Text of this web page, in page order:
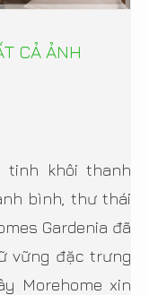
CẢ ẢNH
tinh khôi thanh
bình, thư thái
Gardenia đã
vững đặc trưng
Morehome xin